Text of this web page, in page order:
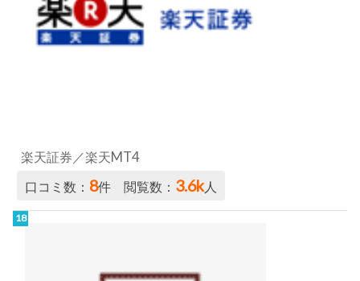
楽天証券／楽天MT4
口コミ数： 8件 閲覧数： 3.6k人